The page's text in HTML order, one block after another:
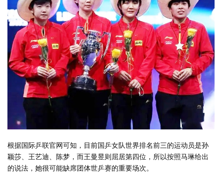
根据国际乒联官网可知，目前国乒女队世界排名前三的运动员是孙
颖莎、王艺迪、陈梦，而王曼昱则屈居第四位，所以按照马琳给出
的说法，她很可能缺席团体世乒赛的重要场次。